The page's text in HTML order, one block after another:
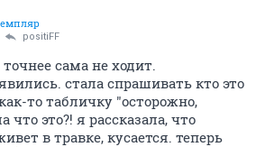
positiFF
сама не ходит.
стала спрашивать кто это
то табличку "осторожно,
что это?! я рассказала, что
в травке, кусается. теперь